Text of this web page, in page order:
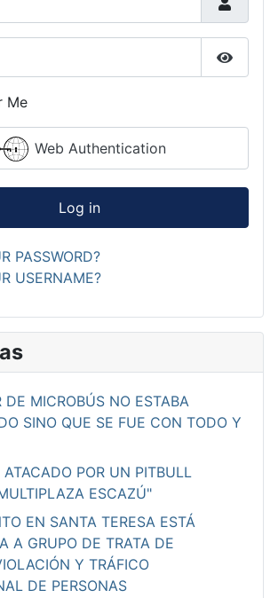
Show
Me
Web Authentication
Log in
PASSWORD?
USERNAME?
DE MICROBÚS NO ESTABA
SINO QUE SE FUE CON TODO Y
POR UN PITBULL
ESCAZÚ"
EN SANTA TERESA ESTÁ
A GRUPO DE TRATA DE
Y TRÁFICO
DE PERSONAS